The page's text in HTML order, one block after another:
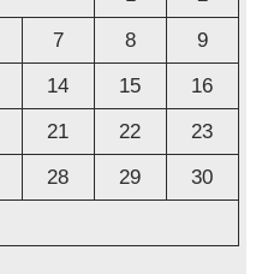
7 8
9
14 15
16
21 22
23
28 29
30